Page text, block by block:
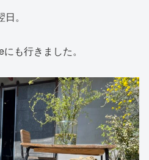
。
も行きました。